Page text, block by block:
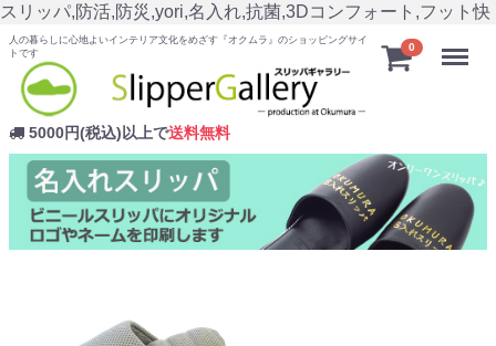
スリッパ,防活,防災,yori,名入れ,抗菌,3Dコンフォート,フット快
人の暮らしに心地よいインテリア文化をめざす『オクムラ』のショッピングサイ
トです
5000円(税込)以上で送料無料
0 Menu